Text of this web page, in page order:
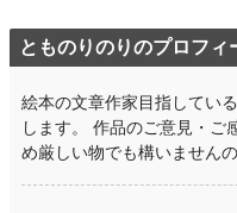
週間ポイント 0 pt (228,688 位)
月間ポイント 0 pt (228,688 位)
年間ポイント 63 pt (152,240 位)
とものりのりのプロフィ
絵本の文章作家目指してい
します。 作品のご意見・ご
め厳しい物でも構いません